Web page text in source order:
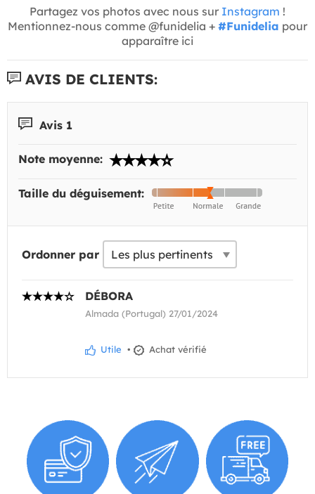
Partagez vos photos avec nous sur Instagram !
Mentionnez-nous comme @funidelia + #Funidelia pour
apparaître ici
AVIS DE CLIENTS:
Avis 1
Note moyenne:
Taille du déguisement:
Ordonner par
DÉBORA
Almada (Portugal) 27/01/2024
Utile • Achat vérifié